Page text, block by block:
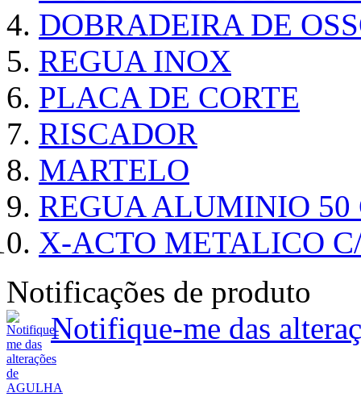
DOBRADEIRA DE
REGUA INOX
PLACA DE CORTE
RISCADOR
MARTELO
REGUA ALUMINIO 50
X-ACTO METALICO
Notificações de produto
Notifique-me das